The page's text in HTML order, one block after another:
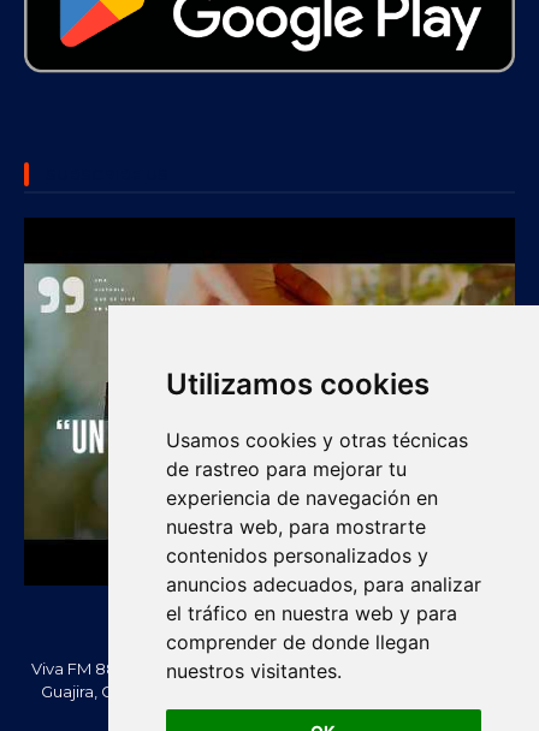
Utilizamos cookies
Usamos cookies y otras técnicas
de rastreo para mejorar tu
experiencia de navegación en
nuestra web, para mostrarte
contenidos personalizados y
anuncios adecuados, para analizar
el tráfico en nuestra web y para
comprender de donde llegan
nuestros visitantes.
Viva FM 88.2 FM es una emisora comunitaria de Villanueva, La
Guajira, Colombia. Información, noticias, cultura, vallenato y
actualidad regional.